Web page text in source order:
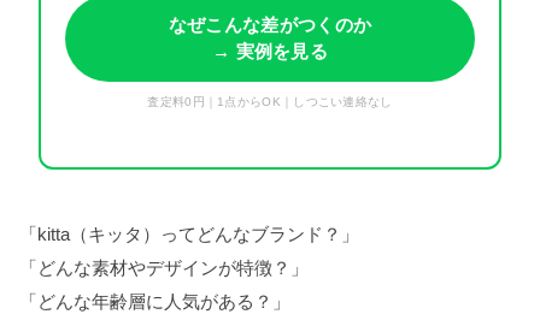
なぜこんな差がつくのか
→ 実例を見る
査定料0円｜1点からOK｜しつこい連絡なし
「kitta（キッタ）ってどんなブランド？」
「どんな素材やデザインが特徴？」
「どんな年齢層に人気がある？」